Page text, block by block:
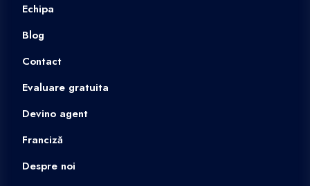
Echipa
Blog
Contact
Evaluare gratuita
Devino agent
Franciză
Despre noi